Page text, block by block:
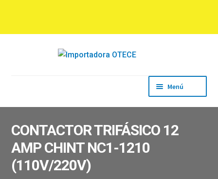
la
contenido
Menú
Empresa
Productos
Marcas
Descargas
Contacto
CONTACTOR TRIFÁSICO 12
AMP CHINT NC1-1210
(110V/220V)